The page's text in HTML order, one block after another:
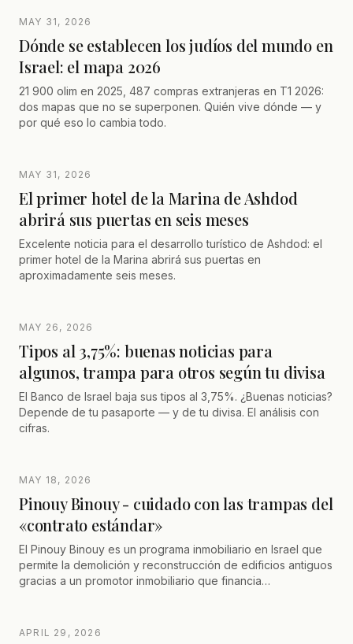
que una simple donación inmobiliaria. Entre reducción del
impuesto sobre plusvalías, descubra cómo optimizar su
planificación sucesoria internacional antes de la abolición
de ciertas ventajas fiscales lineales.
MAY 31, 2026
Dónde se establecen los judíos del mundo en
Israel: el mapa 2026
21 900 olim en 2025, 487 compras extranjeras en T1 2026:
dos mapas que no se superponen. Quién vive dónde — y
por qué eso lo cambia todo.
MAY 31, 2026
El primer hotel de la Marina de Ashdod
abrirá sus puertas en seis meses
Excelente noticia para el desarrollo turístico de Ashdod: el
primer hotel de la Marina abrirá sus puertas en
aproximadamente seis meses.
MAY 26, 2026
Tipos al 3,75%: buenas noticias para
algunos, trampa para otros según tu divisa
El Banco de Israel baja sus tipos al 3,75%. ¿Buenas noticias?
Depende de tu pasaporte — y de tu divisa. El análisis con
cifras.
MAY 18, 2026
Pinouy Binouy - cuidado con las trampas del
«contrato estándar»
El Pinouy Binouy es un programa inmobiliario en Israel que
permite la demolición y reconstrucción de edificios antiguos
gracias a un promotor inmobiliario que financia
pero deben prestar atención a las cláusulas del contrato, las
APRIL 29, 2026